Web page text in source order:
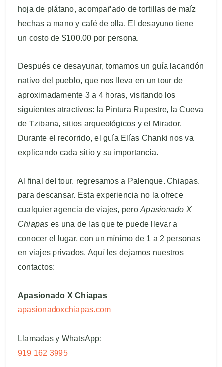
hoja de plátano, acompañado de tortillas de maíz
hechas a mano y café de olla. El desayuno tiene
un costo de $100.00 por persona.
Después de desayunar, tomamos un guía lacandón
nativo del pueblo, que nos lleva en un tour de
aproximadamente 3 a 4 horas, visitando los
siguientes atractivos: la Pintura Rupestre, la Cueva
de Tzibana, sitios arqueológicos y el Mirador.
Durante el recorrido, el guía Elías Chanki nos va
explicando cada sitio y su importancia.
Al final del tour, regresamos a Palenque, Chiapas,
para descansar. Esta experiencia no la ofrece
cualquier agencia de viajes, peroApasionado X
Chiapas es una de las que te puede llevar a
conocer el lugar, con un mínimo de 1 a 2 personas
en viajes privados. Aquí les dejamos nuestros
contactos:
Apasionado X Chiapas
apasionadoxchiapas.com
Llamadas y WhatsApp:
919 162 3995